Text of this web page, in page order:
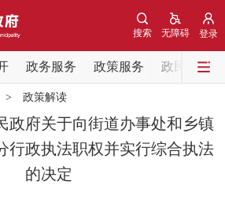
登录
无障碍
搜索
政务服务 政策服务 政民互动
国务院信息
会议信息 部门动态
> 政策解读
政府关于向街道办事处和乡镇
行政执法职权并实行综合执法
的决定